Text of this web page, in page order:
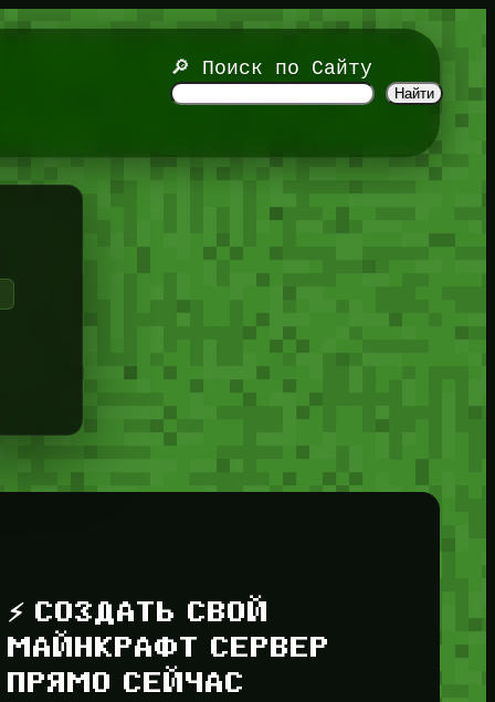
🔎 Поиск по Сайту
Найти
⚡ СОЗДАТЬ СВОЙ
МАЙНКРАФТ СЕРВЕР
ПРЯМО СЕЙЧАС